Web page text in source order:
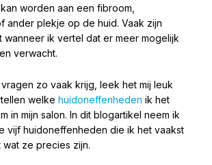
worden aan een fibroom,
ander plekje op de huid. Vaak zijn
wanneer ik vertel dat er meer mogelijk
verwacht.
zo vaak krijg, leek het mij leuk
welke huidoneffenheden ik het
in mijn salon. In dit blogartikel neem ik
vijf huidoneffenheden die ik het vaakst
ze precies zijn.